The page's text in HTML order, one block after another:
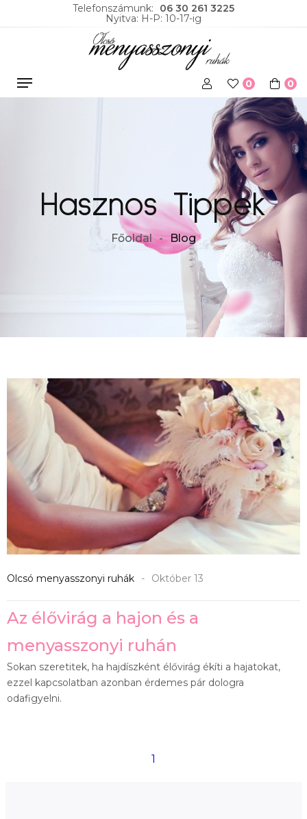
Telefonszámunk:
06 30 261 3225
Nyitva: H-P: 10-17-ig
0 0
Hasznos Tippek
Főoldal Blog
" src="" alt="img">
Olcsó menyasszonyi ruhák Október 13
Az élővirág a hajon és a
menyasszonyi ruhán
Sokan szeretitek, ha hajdíszként élővirág ékíti a hajatokat,
ezzel kapcsolatban azonban érdemes pár dologra
odafigyelni.
1